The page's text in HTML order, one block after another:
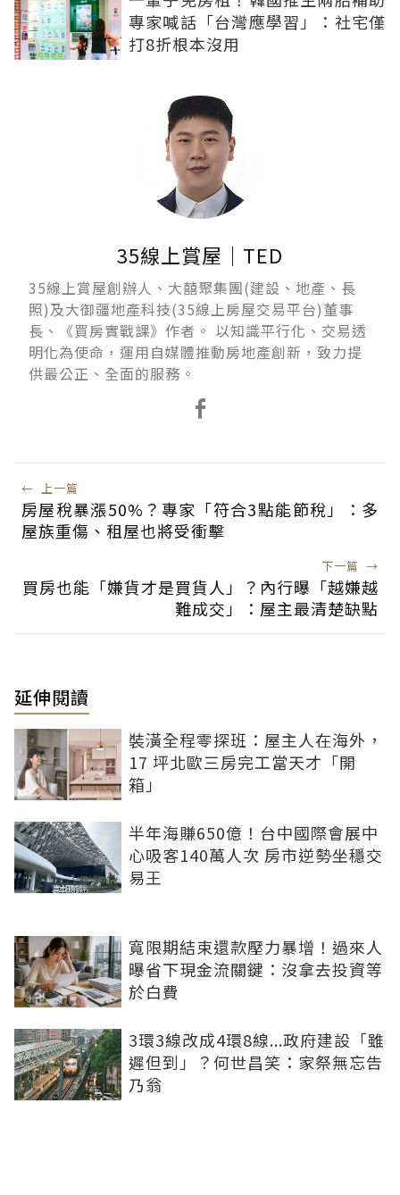
專家喊話「台灣應學習」：社宅僅
打8折根本沒用
35線上賞屋｜TED
35線上賞屋創辦人、大囍聚集團(建設、地產、長
照)及大御疆地產科技(35線上房屋交易平台)董事
長、《買房實戰課》作者。 以知識平行化、交易透
明化為使命，運用自媒體推動房地產創新，致力提
供最公正、全面的服務。
← 上一篇
房屋稅暴漲50%？專家「符合3點能節稅」：多
屋族重傷、租屋也將受衝擊
下一篇 →
買房也能「嫌貨才是買貨人」？內行曝「越嫌越
難成交」：屋主最清楚缺點
延伸閱讀
裝潢全程零探班：屋主人在海外，
17 坪北歐三房完工當天才「開
箱」
半年海賺650億！台中國際會展中
心吸客140萬人次 房市逆勢坐穩交
易王
寬限期結束還款壓力暴增！過來人
曝省下現金流關鍵：沒拿去投資等
於白費
3環3線改成4環8線...政府建設「雖
遲但到」？何世昌笑：家祭無忘告
乃翁